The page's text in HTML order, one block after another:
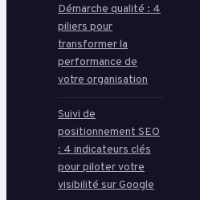
Démarche qualité : 4
piliers pour
transformer la
performance de
votre organisation
Suivi de
positionnement SEO
: 4 indicateurs clés
pour piloter votre
visibilité sur Google